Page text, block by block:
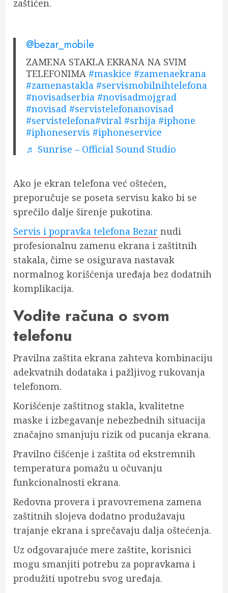
zaštićen.
@bezar_mobile
ZAMENA STAKLA EKRANA NA SVIM
TELEFONIMA #maskice #zamenaekrana
#zamenastakla #servismobilnihtelefona
#novisadserbia #novisadmojgrad
#novisad #servistelefonanovisad
#servistelefona#viral #srbija #iphone
#iphoneservis #iphoneservice
♬ Sunrise – Official Sound Studio
Ako je ekran telefona već oštećen,
preporučuje se poseta servisu kako bi se
sprečilo dalje širenje pukotina.
Servis i popravka telefona Bezar nudi
profesionalnu zamenu ekrana i zaštitnih
stakala, čime se osigurava nastavak
normalnog korišćenja uređaja bez dodatnih
komplikacija.
Vodite računa o svom
telefonu
Pravilna zaštita ekrana zahteva kombinaciju
adekvatnih dodataka i pažljivog rukovanja
telefonom.
Korišćenje zaštitnog stakla, kvalitetne
maske i izbegavanje nebezbednih situacija
značajno smanjuju rizik od pucanja ekrana.
Pravilno čišćenje i zaštita od ekstremnih
temperatura pomažu u očuvanju
funkcionalnosti ekrana.
Redovna provera i pravovremena zamena
zaštitnih slojeva dodatno produžavaju
trajanje ekrana i sprečavaju dalja oštećenja.
Uz odgovarajuće mere zaštite, korisnici
mogu smanjiti potrebu za popravkama i
produžiti upotrebu svog uređaja.